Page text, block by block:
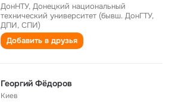
ДонНТУ, Донецкий национальный
технический университет (бывш. ДонГТУ,
ДПИ, СПИ)
Добавить в друзья
Георгий Фёдоров
Киев